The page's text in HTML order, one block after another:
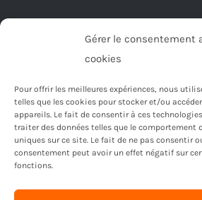
Gérer le consentement
cookies
Pour offrir les meilleures expériences, nous
telles que les cookies pour stocker et/ou
appareils. Le fait de consentir à ces
traiter des données telles que le comportement
uniques sur ce site. Le fait de ne pas consentir
consentement peut avoir un effet négatif sur
fonctions.